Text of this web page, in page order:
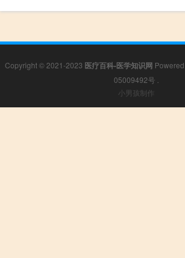
Copyright © 2021-2023 医疗百科-医学知识网
05009492号
小男孩制作